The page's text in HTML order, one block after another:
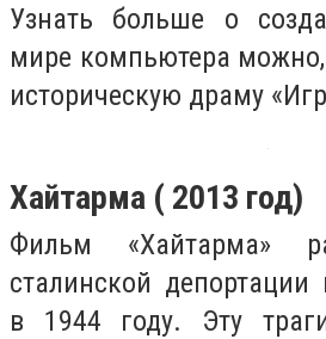
Узнать больше о
мире компьютера
историческую драму
Хайтарма ( 2013 год)
Фильм «Хайтарма»
сталинской
в 1944 году. Эту